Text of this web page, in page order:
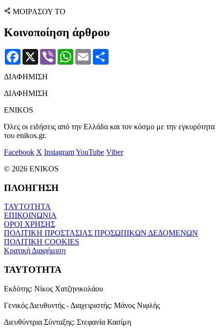
ΜΟΙΡΑΣΟΥ ΤΟ
Κοινοποίηση άρθρου
Facebook
X Viber WhatsApp
Email
ΔΙΑΦΗΜΙΣΗ
ΔΙΑΦΗΜΙΣΗ
ENIKOS
Όλες οι ειδήσεις από την Ελλάδα και τον κόσμο με την εγκυρότητα
του enikos.gr.
Facebook X InstagramYouTube Viber
© 2026 ENIKOS
ΠΛΟΗΓΗΣΗ
ΤΑΥΤΟΤΗΤΑ
ΕΠΙΚΟΙΝΩΝΙΑ
ΟΡΟΙ ΧΡΗΣΗΣ
ΠΟΛΙΤΙΚΗ ΠΡΟΣΤΑΣΙΑΣ ΠΡΟΣΩΠΙΚΩΝ ΔΕΔΟΜΕΝΩΝ
ΠΟΛΙΤΙΚΗ COOKIES
Κρατική Διαφήμιση
ΤΑΥΤΟΤΗΤΑ
Εκδότης: Νίκος Χατζηνικολάου
Γενικός Διευθυντής - Διαχειριστής: Μάνος Νιφλής
Διευθύντρια Σύνταξης: Στεφανία Κασίμη